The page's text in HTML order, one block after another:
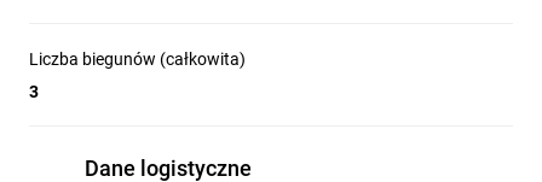
Liczba biegunów (całkowita)
3
Dane logistyczne